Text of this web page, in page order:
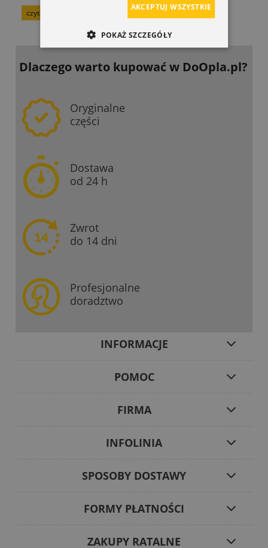
czytaj całość »
Dlaczego warto kupowaćw DoOpla.pl?
Oryginalne
części
Dostawa
od 24 h
Zwrot
do 14 dni
Profesjonalne
doradztwo
INFORMACJE
POMOC
FIRMA
INFOLINIA
SPOSOBY DOSTAWY
FORMY PŁATNOŚCI
ZAKUPY RATALNE
AKCEPTUJ WSZYSTKIE
POKAŻ SZCZEGÓŁY